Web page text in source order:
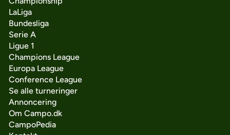
LaLiga
Bundesliga
Serie A
Ligue 1
Champions League
Europa League
Conference League
Se alle turneringer
Annoncering
Om Campo.dk
CampoPedia